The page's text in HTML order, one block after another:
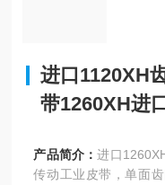
进口1120XH
带1260XH进
产品简介：进口
传动工业皮带，单面